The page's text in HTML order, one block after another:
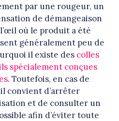
par une rougeur, un
de démangeaison
où le produit a été
généralement peu de
il existe des colles
spécialement conçues
. Toutefois, en cas de
convient d’arrêter
et de consulter un
afin d’éviter toute